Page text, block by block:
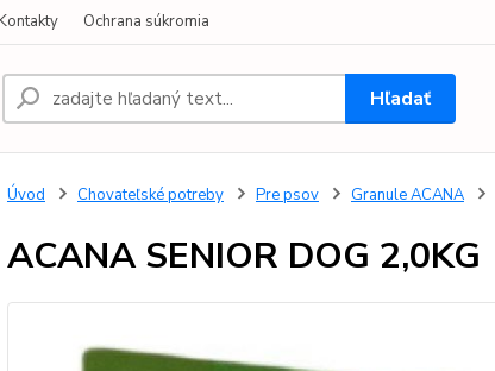
Ochrana súkromia
Hľadať
Úvod Chovateľské potreby Pre psov Granule ACANA
ACANA SENIOR DOG 2,0KG